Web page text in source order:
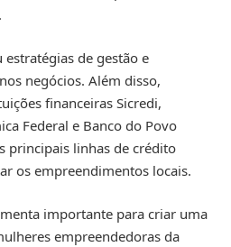
de gestão e
negócios. Além disso,
financeiras Sicredi,
Federal e Banco do Povo
principais linhas de crédito
os empreendimentos locais.
importante para criar uma
empreendedoras da